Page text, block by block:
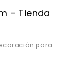
– Tienda
para